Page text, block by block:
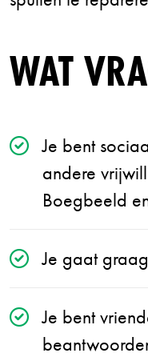
WAT
Je bent
andere
Boegbeeld
Je gaat
Je bent